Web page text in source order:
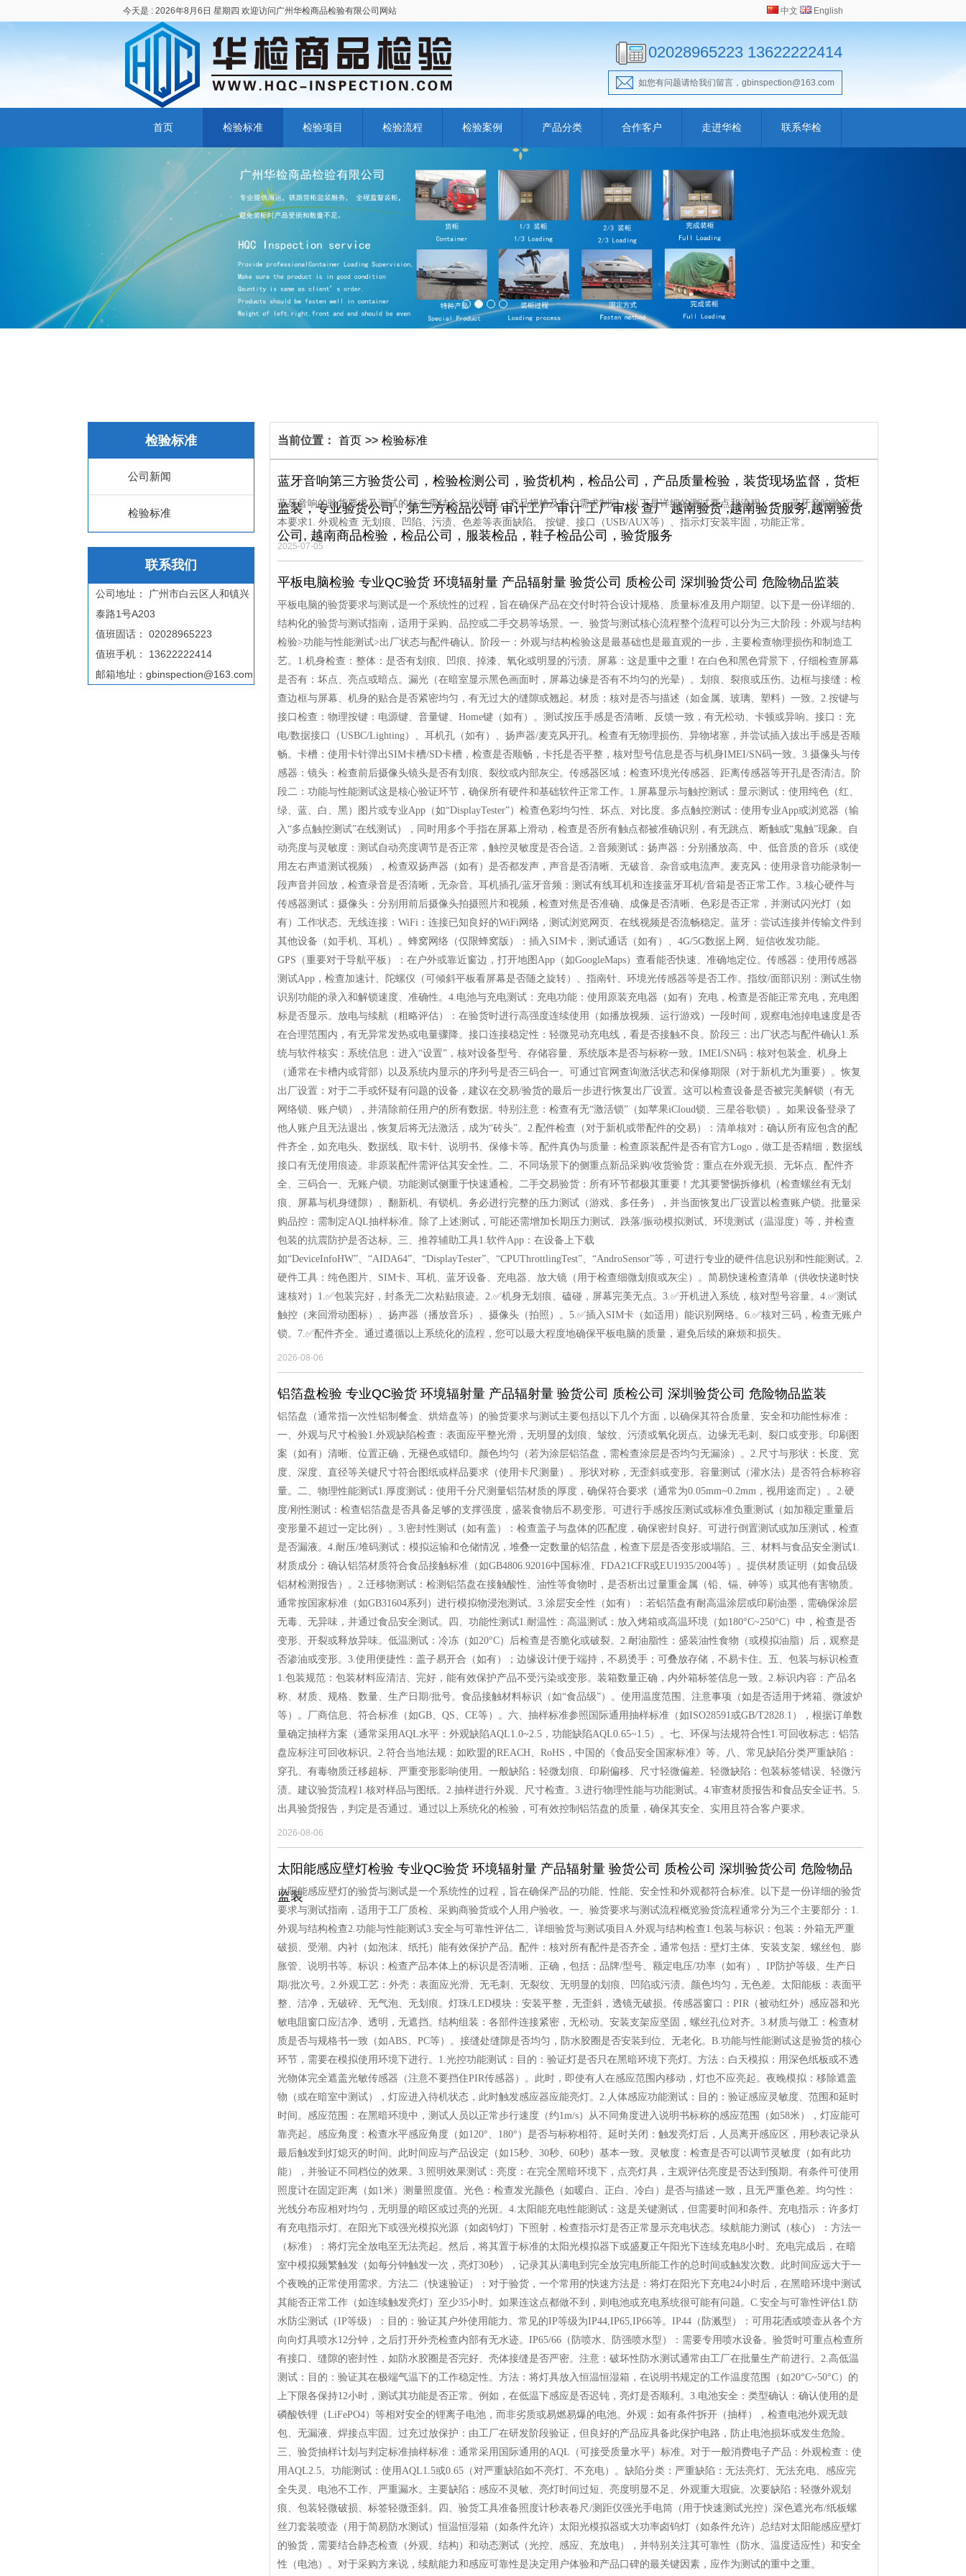
今天是 : 2026年8月6日 星期四 欢迎访问广州华检商品检验有限公司网站 中文 English
02028965223 13622222414
如您有问题请给我们留言，gbinspection@163.com
首页 检验标准 检验项目 检验流程 检验案例 产品分类 合作客户 走进华检 联系华检
1 2 3 4
检验标准
公司新闻
检验标准
联系我们
公司地址： 广州市白云区人和镇兴
泰路1号A203
值班固话： 02028965223
值班手机： 13622222414
邮箱地址：gbinspection@163.com
当前位置： 首页 >> 检验标准
蓝牙音响第三方验货公司，检验检测公司，验货机构，检品公司，产品质量检验，装货现场监督，货柜
监装，专业验货公司，第三方检品公司 审计工厂 审计 工厂审核 查厂 越南验货 ,越南验货服务,越南验货
公司, 越南商品检验，检品公司，服装检品，鞋子检品公司，验货服务
蓝牙音响的验货要求及测试的标准需结合行业规范、产品规格及客户需求制定。以下是详细的测试要点和流程：一、蓝牙音响验货基
本要求1. 外观检查 无划痕、凹陷、污渍、色差等表面缺陷。 按键、接口（USB/AUX等）、指示灯安装牢固，功能正常。
2025-07-05
平板电脑检验 专业QC验货 环境辐射量 产品辐射量 验货公司 质检公司 深圳验货公司 危险物品监装
平板电脑的验货要求与测试是一个系统性的过程，旨在确保产品在交付时符合设计规格、质量标准及用户期望。以下是一份详细的、
结构化的验货与测试指南，适用于采购、品控或二手交易等场景。一、验货与测试核心流程整个流程可以分为三大阶段：外观与结构
检验>功能与性能测试>出厂状态与配件确认。阶段一：外观与结构检验这是最基础也是最直观的一步，主要检查物理损伤和制造工
艺。1.机身检查：整体：是否有划痕、凹痕、掉漆、氧化或明显的污渍。屏幕：这是重中之重！在白色和黑色背景下，仔细检查屏幕
是否有：坏点、亮点或暗点。漏光（在暗室显示黑色画面时，屏幕边缘是否有不均匀的光晕）。划痕、裂痕或压伤。边框与接缝：检
查边框与屏幕、机身的贴合是否紧密均匀，有无过大的缝隙或翘起。材质：核对是否与描述（如金属、玻璃、塑料）一致。2.按键与
接口检查：物理按键：电源键、音量键、Home键（如有）。测试按压手感是否清晰、反馈一致，有无松动、卡顿或异响。接口：充
电/数据接口（USBC/Lighting）、耳机孔（如有）、扬声器/麦克风开孔。检查有无物理损伤、异物堵塞，并尝试插入拔出手感是否顺
畅。卡槽：使用卡针弹出SIM卡槽/SD卡槽，检查是否顺畅，卡托是否平整，核对型号信息是否与机身IMEI/SN码一致。3.摄像头与传
感器：镜头：检查前后摄像头镜头是否有划痕、裂纹或内部灰尘。传感器区域：检查环境光传感器、距离传感器等开孔是否清洁。阶
段二：功能与性能测试这是核心验证环节，确保所有硬件和基础软件正常工作。1.屏幕显示与触控测试：显示测试：使用纯色（红、
绿、蓝、白、黑）图片或专业App（如“DisplayTester”）检查色彩均匀性、坏点、对比度。多点触控测试：使用专业App或浏览器（输
入“多点触控测试”在线测试），同时用多个手指在屏幕上滑动，检查是否所有触点都被准确识别，有无跳点、断触或“鬼触”现象。自
动亮度与灵敏度：测试自动亮度调节是否正常，触控灵敏度是否合适。2.音频测试：扬声器：分别播放高、中、低音质的音乐（或使
用左右声道测试视频），检查双扬声器（如有）是否都发声，声音是否清晰、无破音、杂音或电流声。麦克风：使用录音功能录制一
段声音并回放，检查录音是否清晰，无杂音。耳机插孔/蓝牙音频：测试有线耳机和连接蓝牙耳机/音箱是否正常工作。3.核心硬件与
传感器测试：摄像头：分别用前后摄像头拍摄照片和视频，检查对焦是否准确、成像是否清晰、色彩是否正常，并测试闪光灯（如
有）工作状态。无线连接：WiFi：连接已知良好的WiFi网络，测试浏览网页、在线视频是否流畅稳定。蓝牙：尝试连接并传输文件到
其他设备（如手机、耳机）。蜂窝网络（仅限蜂窝版）：插入SIM卡，测试通话（如有）、4G/5G数据上网、短信收发功能。
GPS（重要对于导航平板）：在户外或靠近窗边，打开地图App（如GoogleMaps）查看能否快速、准确地定位。传感器：使用传感器
测试App，检查加速计、陀螺仪（可倾斜平板看屏幕是否随之旋转）、指南针、环境光传感器等是否工作。指纹/面部识别：测试生物
识别功能的录入和解锁速度、准确性。4.电池与充电测试：充电功能：使用原装充电器（如有）充电，检查是否能正常充电，充电图
标是否显示。放电与续航（粗略评估）：在验货时进行高强度连续使用（如播放视频、运行游戏）一段时间，观察电池掉电速度是否
在合理范围内，有无异常发热或电量骤降。接口连接稳定性：轻微晃动充电线，看是否接触不良。阶段三：出厂状态与配件确认1.系
统与软件核实：系统信息：进入“设置”，核对设备型号、存储容量、系统版本是否与标称一致。IMEI/SN码：核对包装盒、机身上
（通常在卡槽内或背部）以及系统内显示的序列号是否三码合一。可通过官网查询激活状态和保修期限（对于新机尤为重要）。恢复
出厂设置：对于二手或怀疑有问题的设备，建议在交易/验货的最后一步进行恢复出厂设置。这可以检查设备是否被完美解锁（有无
网络锁、账户锁），并清除前任用户的所有数据。特别注意：检查有无“激活锁”（如苹果iCloud锁、三星谷歌锁）。如果设备登录了
他人账户且无法退出，恢复后将无法激活，成为“砖头”。2.配件检查（对于新机或带配件的交易）：清单核对：确认所有应包含的配
件齐全，如充电头、数据线、取卡针、说明书、保修卡等。配件真伪与质量：检查原装配件是否有官方Logo，做工是否精细，数据线
接口有无使用痕迹。非原装配件需评估其安全性。二、不同场景下的侧重点新品采购/收货验货：重点在外观无损、无坏点、配件齐
全、三码合一、无账户锁。功能测试侧重于快速通检。二手交易验货：所有环节都极其重要！尤其要警惕拆修机（检查螺丝有无划
痕、屏幕与机身缝隙）、翻新机、有锁机。务必进行完整的压力测试（游戏、多任务），并当面恢复出厂设置以检查账户锁。批量采
购品控：需制定AQL抽样标准。除了上述测试，可能还需增加长期压力测试、跌落/振动模拟测试、环境测试（温湿度）等，并检查
包装的抗震防护是否达标。三、推荐辅助工具1.软件App：在设备上下载
如“DeviceInfoHW”、“AIDA64”、“DisplayTester”、“CPUThrottlingTest”、“AndroSensor”等，可进行专业的硬件信息识别和性能测试。2.
硬件工具：纯色图片、SIM卡、耳机、蓝牙设备、充电器、放大镜（用于检查细微划痕或灰尘）。简易快速检查清单（供收快递时快
速核对）1.✅包装完好，封条无二次粘贴痕迹。2.✅机身无划痕、磕碰，屏幕完美无点。3.✅开机进入系统，核对型号容量。4.✅测试
触控（来回滑动图标）、扬声器（播放音乐）、摄像头（拍照）。5.✅插入SIM卡（如适用）能识别网络。6.✅核对三码，检查无账户
锁。7.✅配件齐全。通过遵循以上系统化的流程，您可以最大程度地确保平板电脑的质量，避免后续的麻烦和损失。
2026-08-06
铝箔盘检验 专业QC验货 环境辐射量 产品辐射量 验货公司 质检公司 深圳验货公司 危险物品监装
铝箔盘（通常指一次性铝制餐盒、烘焙盘等）的验货要求与测试主要包括以下几个方面，以确保其符合质量、安全和功能性标准：
一、外观与尺寸检验1.外观缺陷检查：表面应平整光滑，无明显的划痕、皱纹、污渍或氧化斑点。边缘无毛刺、裂口或变形。印刷图
案（如有）清晰、位置正确，无褪色或错印。颜色均匀（若为涂层铝箔盘，需检查涂层是否均匀无漏涂）。2.尺寸与形状：长度、宽
度、深度、直径等关键尺寸符合图纸或样品要求（使用卡尺测量）。形状对称，无歪斜或变形。容量测试（灌水法）是否符合标称容
量。二、物理性能测试1.厚度测试：使用千分尺测量铝箔材质的厚度，确保符合要求（通常为0.05mm~0.2mm，视用途而定）。2.硬
度/刚性测试：检查铝箔盘是否具备足够的支撑强度，盛装食物后不易变形。可进行手感按压测试或标准负重测试（如加额定重量后
变形量不超过一定比例）。3.密封性测试（如有盖）：检查盖子与盘体的匹配度，确保密封良好。可进行倒置测试或加压测试，检查
是否漏液。4.耐压/堆码测试：模拟运输和仓储情况，堆叠一定数量的铝箔盘，检查下层是否变形或塌陷。三、材料与食品安全测试1.
材质成分：确认铝箔材质符合食品接触标准（如GB4806.92016中国标准、FDA21CFR或EU1935/2004等）。提供材质证明（如食品级
铝材检测报告）。2.迁移物测试：检测铝箔盘在接触酸性、油性等食物时，是否析出过量重金属（铅、镉、砷等）或其他有害物质。
通常按国家标准（如GB31604系列）进行模拟物浸泡测试。3.涂层安全性（如有）：若铝箔盘有耐高温涂层或印刷油墨，需确保涂层
无毒、无异味，并通过食品安全测试。四、功能性测试1.耐温性：高温测试：放入烤箱或高温环境（如180°C~250°C）中，检查是否
变形、开裂或释放异味。低温测试：冷冻（如20°C）后检查是否脆化或破裂。2.耐油脂性：盛装油性食物（或模拟油脂）后，观察是
否渗油或变形。3.使用便捷性：盖子易开合（如有）；边缘设计便于端持，不易烫手；可叠放存储，不易卡住。五、包装与标识检查
1.包装规范：包装材料应清洁、完好，能有效保护产品不受污染或变形。装箱数量正确，内外箱标签信息一致。2.标识内容：产品名
称、材质、规格、数量、生产日期/批号。食品接触材料标识（如“食品级”）。使用温度范围、注意事项（如是否适用于烤箱、微波炉
等）。厂商信息、符合标准（如GB、QS、CE等）。六、抽样标准参照国际通用抽样标准（如ISO28591或GB/T2828.1），根据订单数
量确定抽样方案（通常采用AQL水平：外观缺陷AQL1.0~2.5，功能缺陷AQL0.65~1.5）。七、环保与法规符合性1.可回收标志：铝箔
盘应标注可回收标识。2.符合当地法规：如欧盟的REACH、RoHS，中国的《食品安全国家标准》等。八、常见缺陷分类严重缺陷：
穿孔、有毒物质迁移超标、严重变形影响使用。一般缺陷：轻微划痕、印刷偏移、尺寸轻微偏差。轻微缺陷：包装标签错误、轻微污
渍。建议验货流程1.核对样品与图纸。2.抽样进行外观、尺寸检查。3.进行物理性能与功能测试。4.审查材质报告和食品安全证书。5.
出具验货报告，判定是否通过。通过以上系统化的检验，可有效控制铝箔盘的质量，确保其安全、实用且符合客户要求。
2026-08-06
太阳能感应壁灯检验 专业QC验货 环境辐射量 产品辐射量 验货公司 质检公司 深圳验货公司 危险物品
监装
太阳能感应壁灯的验货与测试是一个系统性的过程，旨在确保产品的功能、性能、安全性和外观都符合标准。以下是一份详细的验货
要求与测试指南，适用于工厂质检、采购商验货或个人用户验收。一、验货要求与测试流程概览验货流程通常分为三个主要部分：1.
外观与结构检查2.功能与性能测试3.安全与可靠性评估二、详细验货与测试项目A.外观与结构检查1.包装与标识：包装：外箱无严重
破损、受潮。内衬（如泡沫、纸托）能有效保护产品。配件：核对所有配件是否齐全，通常包括：壁灯主体、安装支架、螺丝包、膨
胀管、说明书等。标识：检查产品本体上的标识是否清晰、正确，包括：品牌/型号、额定电压/功率（如有）、IP防护等级、生产日
期/批次号。2.外观工艺：外壳：表面应光滑、无毛刺、无裂纹、无明显的划痕、凹陷或污渍。颜色均匀，无色差。太阳能板：表面平
整、洁净，无破碎、无气泡、无划痕。灯珠/LED模块：安装平整，无歪斜，透镜无破损。传感器窗口：PIR（被动红外）感应器和光
敏电阻窗口应洁净、透明，无遮挡。结构组装：各部件连接紧密，无松动。安装支架应坚固，螺丝孔位对齐。3.材质与做工：检查材
质是否与规格书一致（如ABS、PC等）。接缝处缝隙是否均匀，防水胶圈是否安装到位、无老化。B.功能与性能测试这是验货的核心
环节，需要在模拟使用环境下进行。1.光控功能测试：目的：验证灯是否只在黑暗环境下亮灯。方法：白天模拟：用深色纸板或不透
光物体完全遮盖光敏传感器（注意不要挡住PIR传感器）。此时，即使有人在感应范围内移动，灯也不应亮起。夜晚模拟：移除遮盖
物（或在暗室中测试），灯应进入待机状态，此时触发感应器应能亮灯。2.人体感应功能测试：目的：验证感应灵敏度、范围和延时
时间。感应范围：在黑暗环境中，测试人员以正常步行速度（约1m/s）从不同角度进入说明书标称的感应范围（如58米），灯应能可
靠亮起。感应角度：检查水平感应角度（如120°、180°）是否与标称相符。延时关闭：触发亮灯后，人员离开感应区，用秒表记录从
最后触发到灯熄灭的时间。此时间应与产品设定（如15秒、30秒、60秒）基本一致。灵敏度：检查是否可以调节灵敏度（如有此功
能），并验证不同档位的效果。3.照明效果测试：亮度：在完全黑暗环境下，点亮灯具，主观评估亮度是否达到预期。有条件可使用
照度计在固定距离（如1米）测量照度值。光色：检查发光颜色（如暖白、正白、冷白）是否与描述一致，且无严重色差。均匀性：
光线分布应相对均匀，无明显的暗区或过亮的光斑。4.太阳能充电性能测试：这是关键测试，但需要时间和条件。充电指示：许多灯
有充电指示灯。在阳光下或强光模拟光源（如卤钨灯）下照射，检查指示灯是否正常显示充电状态。续航能力测试（核心）：方法一
（标准）：将灯完全放电至无法亮起。然后，将其置于标准的太阳光模拟器下或盛夏正午阳光下连续充电8小时。充电完成后，在暗
室中模拟频繁触发（如每分钟触发一次，亮灯30秒），记录其从满电到完全放完电所能工作的总时间或触发次数。此时间应远大于一
个夜晚的正常使用需求。方法二（快速验证）：对于验货，一个常用的快速方法是：将灯在阳光下充电24小时后，在黑暗环境中测试
其能否正常工作（如连续触发亮灯）至少35小时。如果连这点都做不到，则电池或充电系统很可能有问题。C.安全与可靠性评估1.防
水防尘测试（IP等级）：目的：验证其户外使用能力。常见的IP等级为IP44,IP65,IP66等。IP44（防溅型）：可用花洒或喷壶从各个方
向向灯具喷水12分钟，之后打开外壳检查内部有无水迹。IP65/66（防喷水、防强喷水型）：需要专用喷水设备。验货时可重点检查所
有接口、缝隙的密封性，如防水胶圈是否完好、壳体接缝是否严密。注意：破坏性防水测试通常由工厂在批量生产前进行。2.高低温
测试：目的：验证其在极端气温下的工作稳定性。方法：将灯具放入恒温恒湿箱，在说明书规定的工作温度范围（如20°C~50°C）的
上下限各保持12小时，测试其功能是否正常。例如，在低温下感应是否迟钝，亮灯是否顺利。3.电池安全：类型确认：确认使用的是
磷酸铁锂（LiFePO4）等相对安全的锂离子电池，而非劣质或易燃易爆的电池。外观：如有条件拆开（抽样），检查电池外观无鼓
包、无漏液、焊接点牢固。过充过放保护：由工厂在研发阶段验证，但良好的产品应具备此保护电路，防止电池损坏或发生危险。
三、验货抽样计划与判定标准抽样标准：通常采用国际通用的AQL（可接受质量水平）标准。对于一般消费电子产品：外观检查：使
用AQL2.5。功能测试：使用AQL1.5或0.65（对严重缺陷如不亮灯、不充电）。缺陷分类：严重缺陷：无法亮灯、无法充电、感应完
全失灵、电池不工作、严重漏水。主要缺陷：感应不灵敏、亮灯时间过短、亮度明显不足、外观重大瑕疵。次要缺陷：轻微外观划
痕、包装轻微破损、标签轻微歪斜。四、验货工具准备照度计秒表卷尺/测距仪强光手电筒（用于快速测试光控）深色遮光布/纸板螺
丝刀套装喷壶（用于简易防水测试）恒温恒湿箱（如条件允许）太阳光模拟器或大功率卤钨灯（如条件允许）总结对太阳能感应壁灯
的验货，需要结合静态检查（外观、结构）和动态测试（光控、感应、充放电），并特别关注其可靠性（防水、温度适应性）和安全
性（电池）。对于采购方来说，续航能力和感应可靠性是决定用户体验和产品口碑的最关键因素，应作为测试的重中之重。